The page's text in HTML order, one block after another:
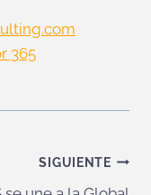
365
SIGUIENTE